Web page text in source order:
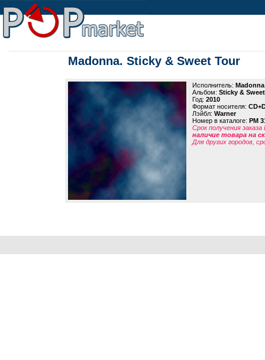
Madonna. Sticky & Sweet Tour
Исполнитель: Madonna
Альбом: Sticky &
Год: 2010
Формат носителя:
Лэйбл: Warner
Номер в каталоге: PM
Срок получения
наличие товара на
Для других городов,